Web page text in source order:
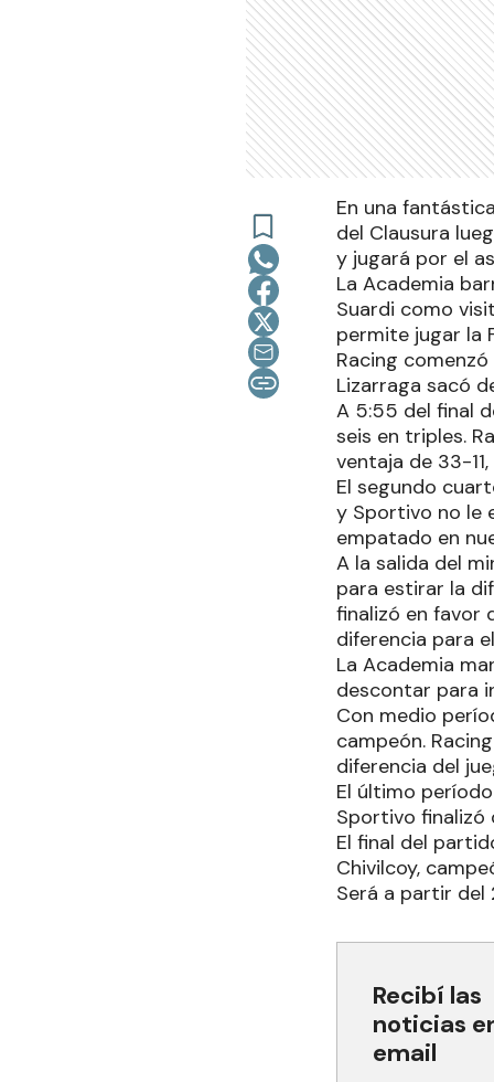
En una
del Clausura
y jugará por el
La Academia
Suardi como
permite jugar la
Racing
Lizarraga sacó
A 5:55 del final
seis en triples.
ventaja de 33-
El segundo
y Sportivo no le
empatado en
A la salida del
para estirar la
finalizó en favor
diferencia para
La Academia
descontar para
Con medio
campeón.
diferencia del
El último
Sportivo finalizó
El final del
Chivilcoy,
Será a partir del
Recibí las
noticias
email